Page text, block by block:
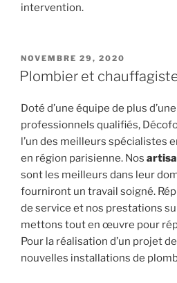
intervention.
PUBLIÉ
LE
NOVEMBRE 29, 2020
Plombier et
Doté d’une équipe de plus
professionnels qualifiés,
l’un des meilleurs spécialistes
en région parisienne. Nos
sont les meilleurs dans leur
fourniront un travail soigné.
de service et nos prestations
mettons tout en œuvre pour
Pour la réalisation d’un projet
nouvelles installations de